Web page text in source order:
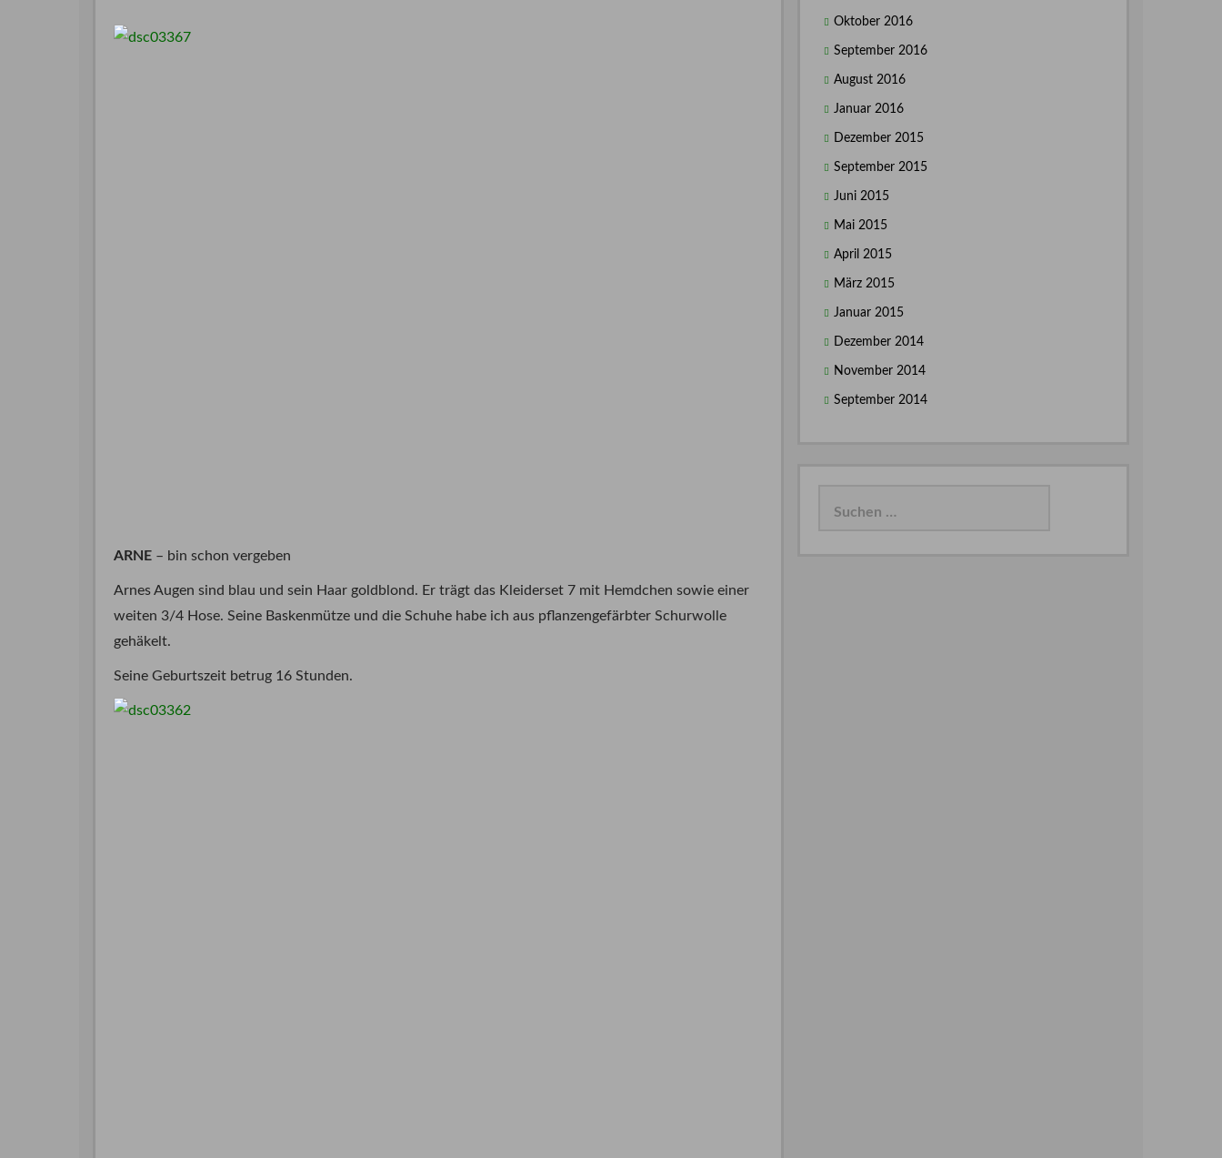
ARNE – bin schon vergeben
Arnes Augen sind blau und sein Haar goldblond. Er trägt das Kleiderset 7 mit Hemdchen sowie einer
weiten 3/4 Hose. Seine Baskenmütze und die Schuhe habe ich aus pflanzengefärbter Schurwolle
gehäkelt.
Seine Geburtszeit betrug 16 Stunden.
Oktober 2016
September 2016
August 2016
Januar 2016
Dezember 2015
September 2015
Juni 2015
Mai 2015
April 2015
März 2015
Januar 2015
Dezember 2014
November 2014
September 2014